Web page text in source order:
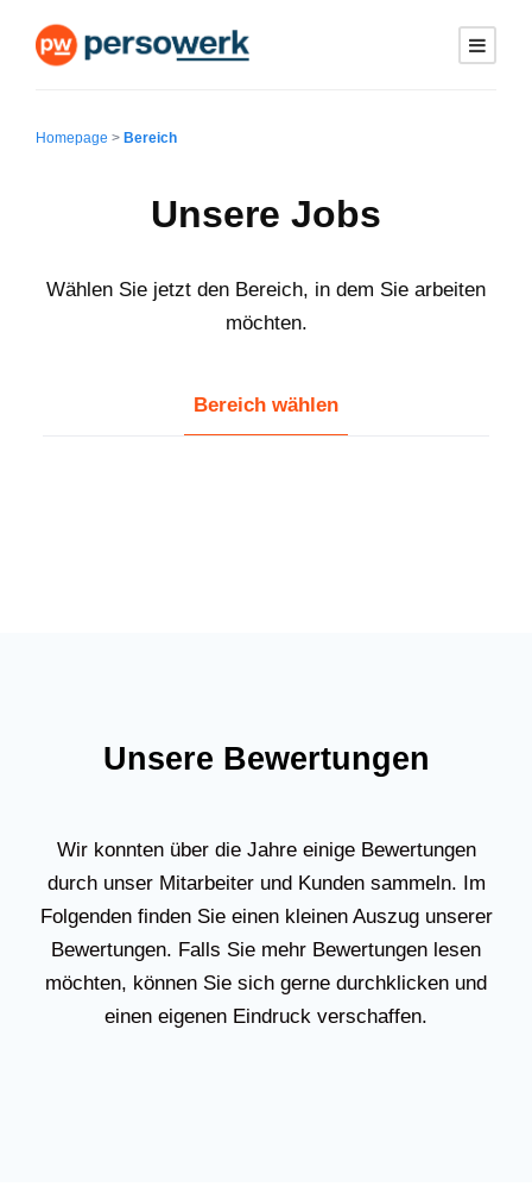
Homepage > Bereich
Unsere Jobs
Wählen Sie jetzt den Bereich, in dem Sie arbeiten
möchten.
Bereich wählen
Unsere Bewertungen
Wir konnten über die Jahre einige Bewertungen
durch unser Mitarbeiter und Kunden sammeln. Im
Folgenden finden Sie einen kleinen Auszug unserer
Bewertungen. Falls Sie mehr Bewertungen lesen
möchten, können Sie sich gerne durchklicken und
einen eigenen Eindruck verschaffen.